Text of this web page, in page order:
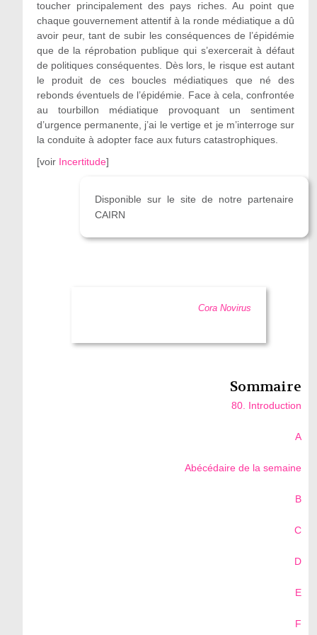
toucher principalement des pays riches. Au point que
chaque gouvernement attentif à la ronde médiatique a dû
avoir peur, tant de subir les conséquences de l’épidémie
que de la réprobation publique qui s’exercerait à défaut
de politiques conséquentes. Dès lors, le risque est autant
le produit de ces boucles médiatiques que né des
rebonds éventuels de l’épidémie. Face à cela, confrontée
au tourbillon médiatique provoquant un sentiment
d’urgence permanente, j’ai le vertige et je m’interroge sur
la conduite à adopter face aux futurs catastrophiques.
[voir Incertitude]
Disponible sur le site de notre partenaire
CAIRN
Cora Novirus
Sommaire
80. Introduction
A
Abécédaire de la semaine
B
C
D
E
F